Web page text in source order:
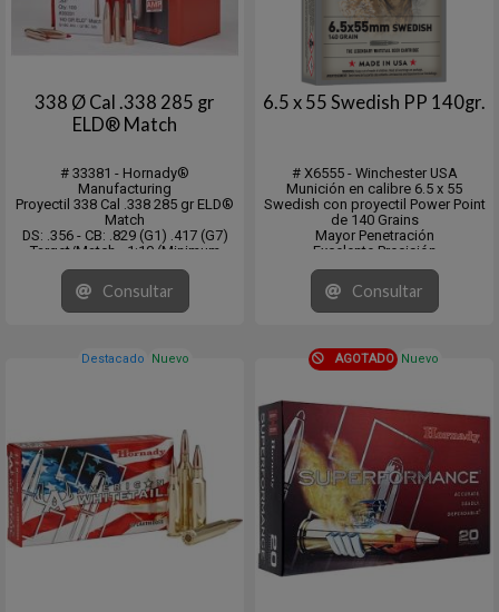
338 Ø Cal .338 285 gr
ELD® Match
# 33381 - Hornady®
Manufacturing
Proyectil 338 Cal .338 285 gr ELD®
Match
DS: .356 - CB: .829 (G1) .417 (G7)
Target/Match - 1:10 (Minimum
Recommended)
Caja con 50 unidades
Consultar
6.5 x 55 Swedish PP 140gr.
# X6555 - Winchester USA
Munición en calibre 6.5 x 55
Swedish con proyectil Power Point
de 140 Grains
Mayor Penetración
Excelente Precisión
Derribo Rápido
Consultar
Destacado Nuevo AGOTADO Nuevo